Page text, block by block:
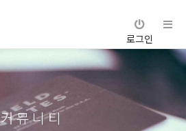
로그인
커뮤니티